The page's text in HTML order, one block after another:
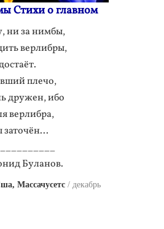
Стихи о главном
ни за нимбы,
верлибры,
плечо,
дружен, ибо
верлибра,
Буланов.
Массачусетс
декабрь